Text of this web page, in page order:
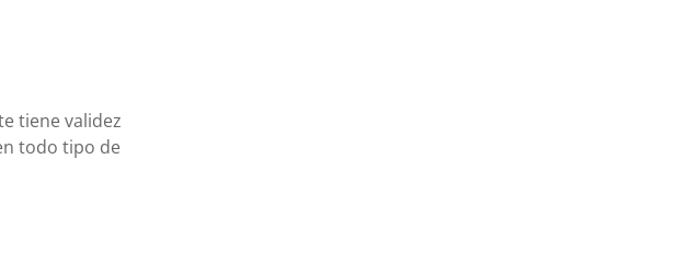
tiene validez
todo tipo de